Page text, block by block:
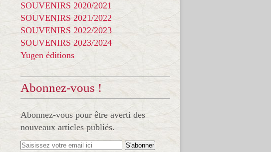
SOUVENIRS 2020/2021
SOUVENIRS 2021/2022
SOUVENIRS 2022/2023
SOUVENIRS 2023/2024
Yugen éditions
Abonnez-vous !
Abonnez-vous pour être averti des
nouveaux articles publiés.